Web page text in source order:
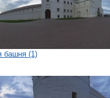
башня (1)